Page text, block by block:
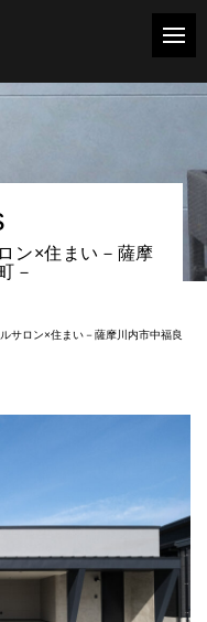
ン×住まい－薩摩
－
サロン×住まい－薩摩川内市中福良